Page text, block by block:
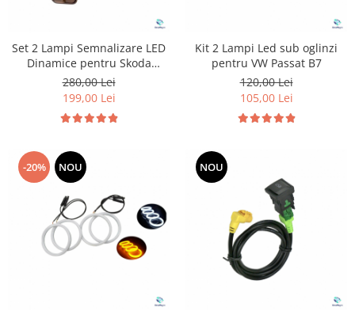
Set 2 Lampi Semnalizare LED
Dinamice pentru Skoda
Superb 3
280,00 Lei
199,00 Lei
Kit 2 Lampi Led sub oglinzi
pentru VW Passat B7
120,00 Lei
105,00 Lei
-20% NOU NOU